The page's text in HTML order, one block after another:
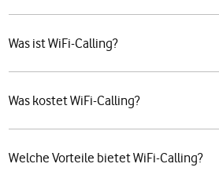
Was ist WiFi-Calling?
Was kostet WiFi-Calling?
Welche Vorteile bietet WiFi-Calling?